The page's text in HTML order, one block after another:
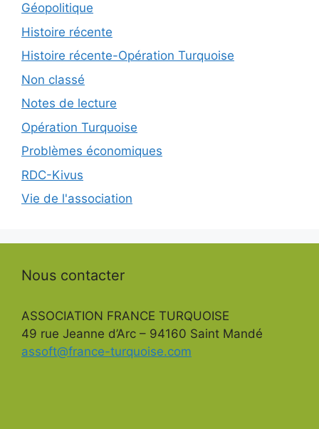
Géopolitique
Histoire récente
Histoire récente-Opération Turquoise
Non classé
Notes de lecture
Opération Turquoise
Problèmes économiques
RDC-Kivus
Vie de l'association
Nous contacter
ASSOCIATION FRANCE TURQUOISE
49 rue Jeanne d’Arc – 94160 Saint Mandé
assoft@france-turquoise.com